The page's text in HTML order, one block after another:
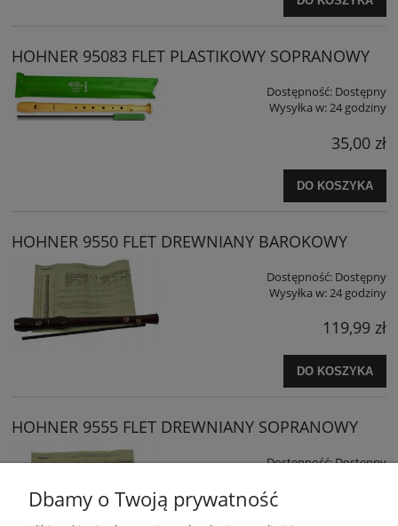
HOHNER 95083 FLET PLASTIKOWY SOPRANOWY
Dostępność: Dostępny
Wysyłka w:24 godziny
35,00 zł
DO KOSZYKA
HOHNER 9550 FLET DREWNIANY BAROKOWY
Dostępność: Dostępny
Wysyłka w:24 godziny
119,99 zł
DO KOSZYKA
HOHNER 9555 FLET DREWNIANY SOPRANOWY
Dostępność:Dostępny
Dbamy o Twoją prywatność